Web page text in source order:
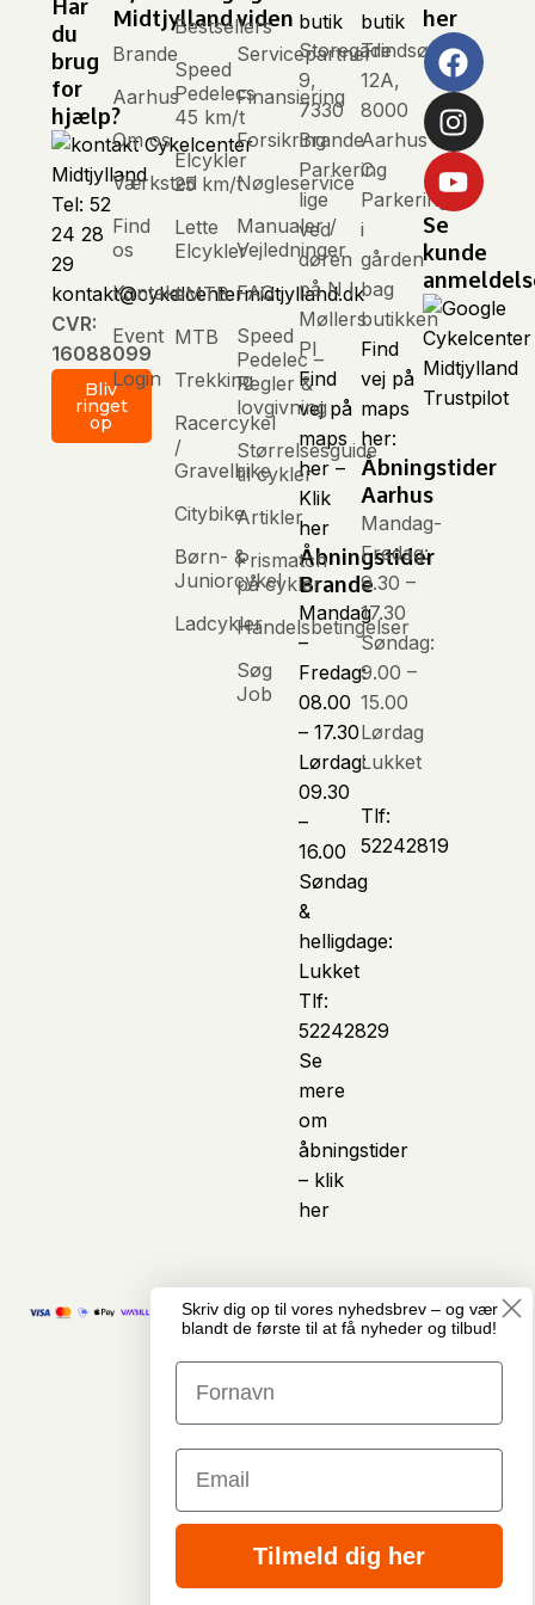
Har
du
brug
for
hjælp?
Tel: 52
24 28
29
kontakt@cykelcentermidtjylland.dk
CVR:
16088099
Bliv
ringet
op
Midtjylland
Brande
Aarhus
Om os
Værksted
Find
os
Kontakt
Event
Login
Bestsellers
Speed
Pedelecs
45 km/t
Elcykler
25 km/t
Lette
Elcykler
eMTB
MTB
Trekking
Racercykel
/
Gravelbike
Citybike
Børn- &
Juniorcykel
Ladcykler
viden
Servicepartner
Finansiering
Forsikring
Nøgleservice
Manualer /
Vejledninger
FAQ
Speed
Pedelec –
Regler &
lovgivning
Størrelsesguide
til cykler
Artikler
Prismatch
på cykler
Handelsbetingelser
Søg
Job
butik
Storegade
9,
7330
Brande
Parkering
lige
ved
døren
på N I
Møllers
Pl
Find
vej på
maps
her –
Klik
her
Åbningstider
Brande
Mandag
–
Fredag:
08.00
– 17.30
Lørdag:
09.30
–
16.00
Søndag
&
helligdage:
Lukket
Tlf:
52242829
Se
mere
om
åbningstider
– klik
her
butik
Trindsøvej
12A,
8000
Aarhus
C
Parkering
i
gården
bag
butikken
Find
vej på
maps
her:
Åbningstider
Aarhus
Mandag-
Fredag:
9.30 –
17.30
Søndag:
9.00 –
15.00
Lørdag
Lukket
Tlf:
52242819
her
Se
kunde
Trustpilot
© Copyright
Cykelcenter
forbeholdes
GDPR &
Privatlivspolitik
Handelsbetingelser
* Tilbudspriser og
rabatter er angivet ud
udsalgspriser - Se
Vi anvender kunstig
intelligens som et
kan blandt andet
omfatte hjælp til
billedmateriale og
Indholdet gennemgås
Skriv dig op til vores nyhedsbrev – og vær
blandt de første til at få nyheder og tilbud!
Email
Tilmeld dig her